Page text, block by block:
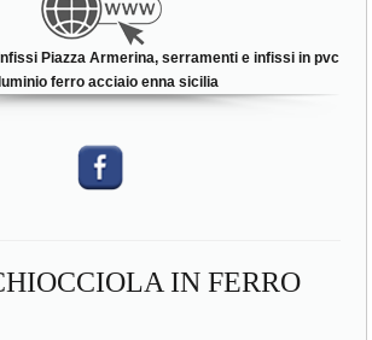
Piazza Armerina, serramenti e infissi in pvc
ferro acciaio enna sicilia
IN FERRO